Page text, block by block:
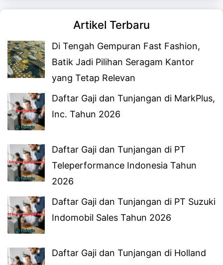
Artikel Terbaru
Di Tengah Gempuran Fast Fashion,
Batik Jadi Pilihan Seragam Kantor
yang Tetap Relevan
Daftar Gaji dan Tunjangan di MarkPlus,
Inc. Tahun 2026
Daftar Gaji dan Tunjangan di PT
Teleperformance Indonesia Tahun
2026
Daftar Gaji dan Tunjangan di PT Suzuki
Indomobil Sales Tahun 2026
Daftar Gaji dan Tunjangan di Holland